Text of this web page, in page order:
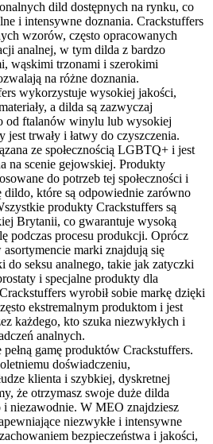
dild dostępnych na rynku, co
i intensywne doznania. Crackstuffers
wzorów, często opracowanych
analnej, w tym dilda z bardzo
wąskimi trzonami i szerokimi
na różne doznania.
wykorzystuje wysokiej jakości,
a dilda są zazwyczaj
od ftalanów winylu lub wysokiej
trwały i łatwy do czyszczenia.
ze społecznością LGBTQ+ i jest
na scenie gejowskiej. Produkty
do potrzeb tej społeczności i
dildo, które są odpowiednie zarówno
produkty Crackstuffers są
Brytanii, co gwarantuje wysoką
podczas procesu produkcji. Oprócz
marki znajdują się
do seksu analnego, takie jak zatyczki
i specjalne produkty dla
wyrobił sobie markę dzięki
ekstremalnym produktom i jest
każdego, kto szuka niezwykłych i
analnych.
gamę produktów Crackstuffers.
doświadczeniu,
klienta i szybkiej, dyskretnej
że otrzymasz swoje duże dilda
i niezawodnie. W MEO znajdziesz
niezwykłe i intensywne
bezpieczeństwa i jakości,